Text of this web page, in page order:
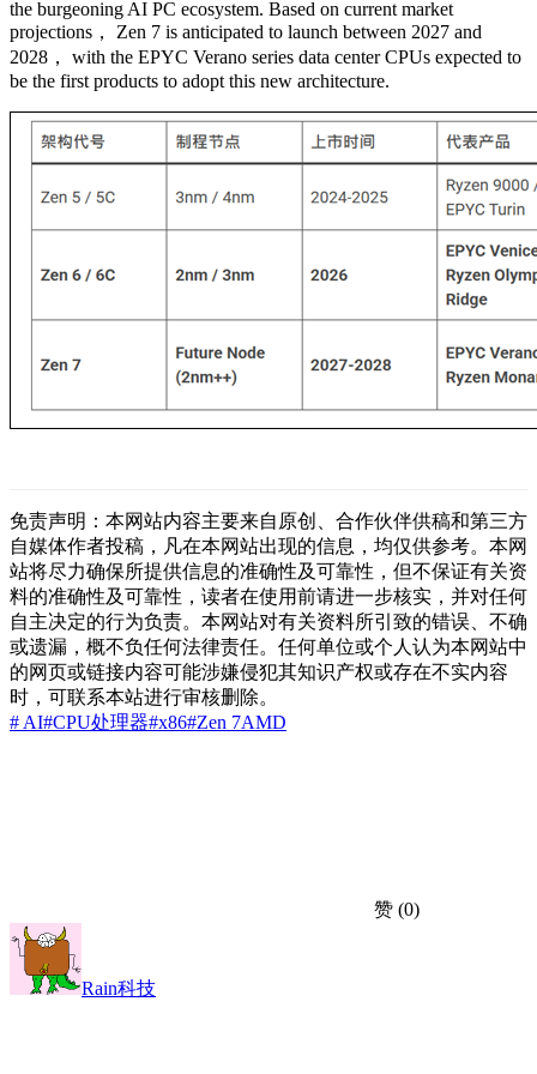
the burgeoning AI PC ecosystem. Based on current market
projections， Zen 7 is anticipated to launch between 2027 and
2028， with the EPYC Verano series data center CPUs expected to
be the first products to adopt this new architecture.
免责声明：本网站内容主要来自原创、合作伙伴供稿和第三方
自媒体作者投稿，凡在本网站出现的信息，均仅供参考。本网
站将尽力确保所提供信息的准确性及可靠性，但不保证有关资
料的准确性及可靠性，读者在使用前请进一步核实，并对任何
自主决定的行为负责。本网站对有关资料所引致的错误、不确
或遗漏，概不负任何法律责任。任何单位或个人认为本网站中
的网页或链接内容可能涉嫌侵犯其知识产权或存在不实内容
时，可联系本站进行审核删除。
# AI#CPU处理器#x86#Zen 7AMD
赞 (0)
Rain科技